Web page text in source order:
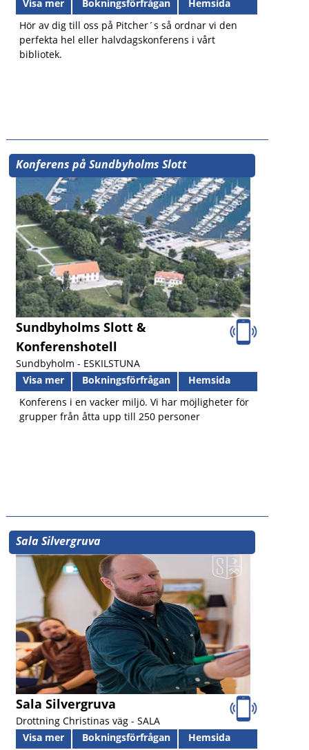
Visa mer Bokningsförfrågan
Hemsida
Hör av dig till oss på Pitcher´s så ordnar vi den
perfekta hel eller halvdagskonferens i vårt
bibliotek.
Konferens på Sundbyholms Slott
Sundbyholms Slott &
Konferenshotell
Sundbyholm - ESKILSTUNA
Visa mer
Bokningsförfrågan
Hemsida
Konferens i en vacker miljö. Vi har möjligheter för
grupper från åtta upp till 250 personer
Sala Silvergruva
Sala Silvergruva
Drottning Christinas väg - SALA
Visa mer
Bokningsförfrågan
Hemsida